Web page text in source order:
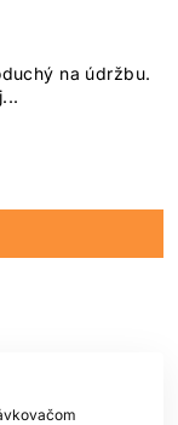
na údržbu.